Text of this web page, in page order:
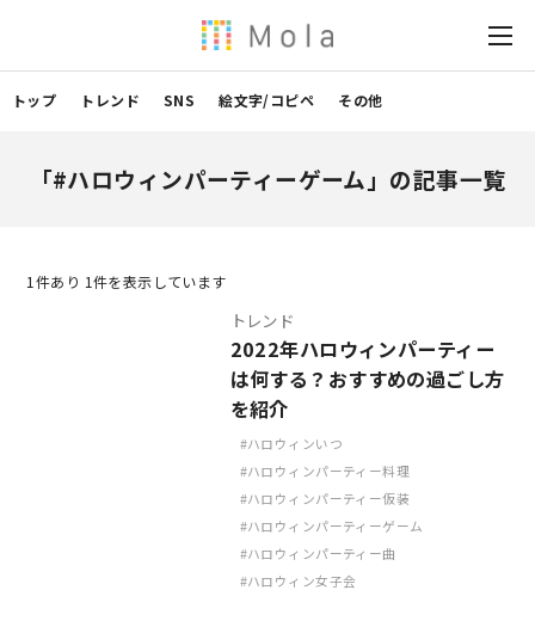
トップ トレンド SNS 絵文字/コピペ その他
「#ハロウィンパーティーゲーム」の記事一覧
1 件あり 1件を表示しています
トレンド
2022年ハロウィンパーティー
は何する？おすすめの過ごし方
を紹介
ハロウィンいつ
ハロウィンパーティー料理
ハロウィンパーティー仮装
ハロウィンパーティーゲーム
ハロウィンパーティー曲
ハロウィン女子会